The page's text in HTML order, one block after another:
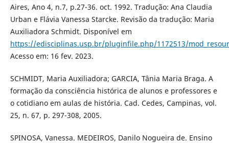
Aires, Ano 4, n.7, p.27-36. oct. 1992. Tradução: Ana Claudia
Urban e Flávia Vanessa Starcke. Revisão da tradução: Maria
Auxiliadora Schmidt. Disponível em
https://edisciplinas.usp.br/pluginfile.php/1172513/
Acesso em: 16 fev. 2023.
SCHMIDT, Maria Auxiliadora; GARCIA, Tânia Maria Braga. A
formação da consciência histórica de alunos e professores e
o cotidiano em aulas de história. Cad. Cedes, Campinas, vol.
25, n. 67, p. 297-308, 2005.
SPINOSA, Vanessa. MEDEIROS, Danilo Nogueira de. Ensino